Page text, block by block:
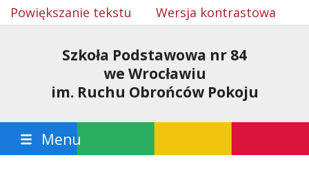
Powiększanie tekstu Wersja kontrastowa
Szkoła Podstawowa nr 84
we Wrocławiu
im. Ruchu Obrońców Pokoju
Menu